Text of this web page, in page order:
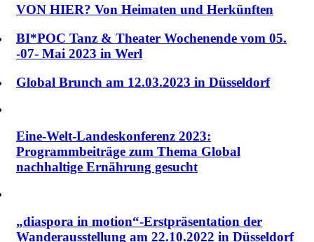
VON HIER? Von Heimaten und Herkünften
BI*POC Tanz & Theater Wochenende vom 05.
-07- Mai 2023 in Werl
Global Brunch am 12.03.2023 in Düsseldorf
Eine-Welt-Landeskonferenz 2023:
Programmbeiträge zum Thema Global
nachhaltige Ernährung gesucht
„diaspora in motion“-Erstpräsentation der
Wanderausstellung am 22.10.2022 in Düsseldorf